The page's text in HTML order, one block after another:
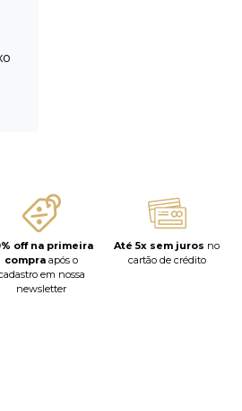
off na primeira
compra após o
em nossa
newsletter
Até 5x sem juros no
cartão de crédito